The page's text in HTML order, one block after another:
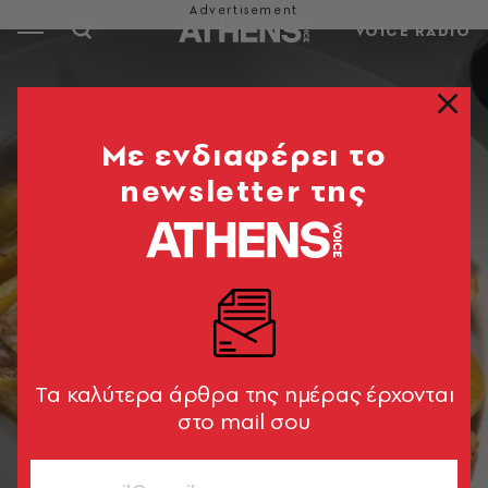
VOICE RADIO
Mε ενδιαφέρει το
newsletter της
Tα καλύτερα άρθρα της ημέρας έρχονται
στο mail σου